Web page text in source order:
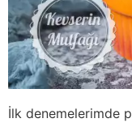
İlk denemelerimde